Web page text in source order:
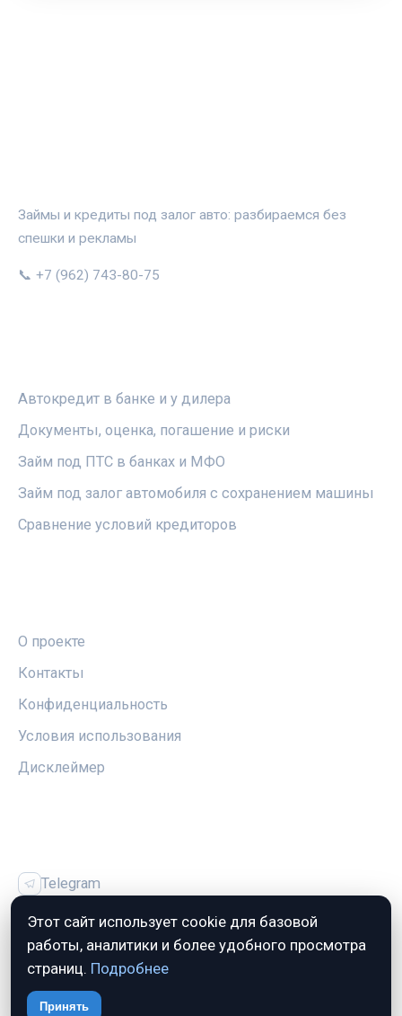
Займы и кредиты под залог авто: разбираемся без
спешки и рекламы
📞 +7 (962) 743-80-75
Автокредит в банке и у дилера
Документы, оценка, погашение и риски
Займ под ПТС в банках и МФО
Займ под залог автомобиля с сохранением машины
Сравнение условий кредиторов
О проекте
Контакты
Конфиденциальность
Условия использования
Дисклеймер
Telegram
Vk
© 2026 Автозалог.Инфо. Все права защищены.
Этот сайт использует cookie для базовой
работы, аналитики и более удобного просмотра
страниц. Подробнее
Принять